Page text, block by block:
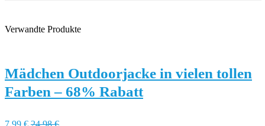
Verwandte Produkte
Mädchen Outdoorjacke in vielen tollen
Farben – 68% Rabatt
7,99 € 24,98 €